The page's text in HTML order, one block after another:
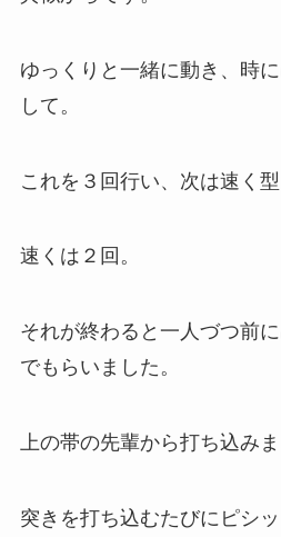
ゆっくりと一緒に動き、時
して。
これを３回行い、次は速く型
速くは２回。
それが終わると一人づつ前
でもらいました。
上の帯の先輩から打ち込みま
突きを打ち込むたびにピシ